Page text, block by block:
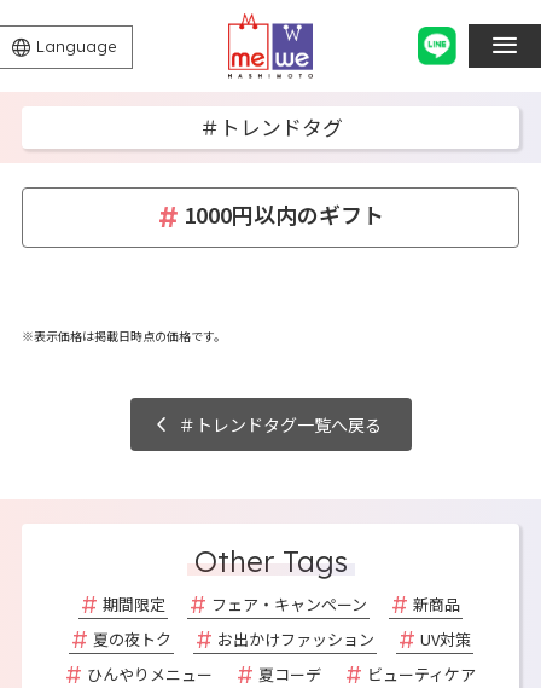
Language
＃トレンドタグ
1000円以内のギフト
※表示価格は掲載日時点の価格です。
＃トレンドタグ一覧へ戻る
Other Tags
期間限定 フェア・キャンペーン
新商品
夏の夜トク
お出かけファッション
UV対策
ひんやりメニュー
夏コーデ
ビューティケア